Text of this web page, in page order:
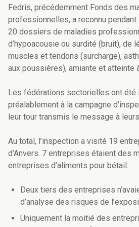
Fedris, précédemment Fonds des
professionnelles, a reconnu
20 dossiers de maladies
d’hypoacousie ou surdité (bruit), de
muscles et tendons (surcharge),
aux poussières), amiante et atteinte
Les fédérations sectorielles ont été
préalablement à la campagne
leur tour transmis le message à
Au total, l’inspection a visité 19
d’Anvers. 7 entreprises étaient des
entreprises d’aliments pour bétail.
Deux tiers des entreprises
d’analyse des risques de
Uniquement la moitié des